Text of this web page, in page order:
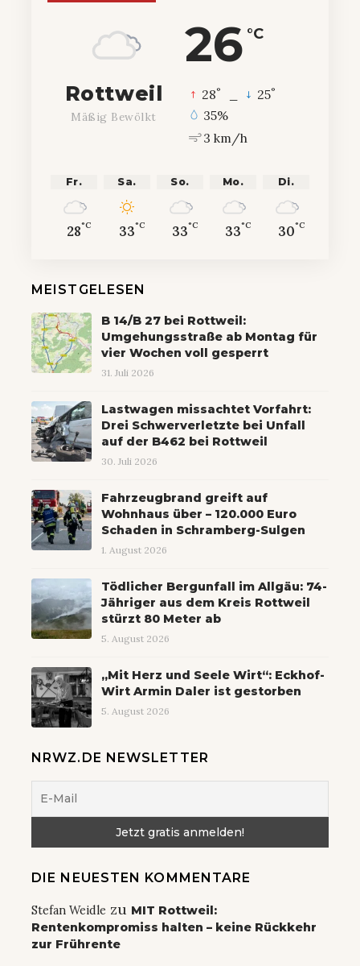
26 °C
Rottweil
Mäßig Bewölkt
28° 25°
35%
3 km/h
Fr.
28°C
Sa.
33°C
So.
33°C
Mo.
33°C
Di.
30°C
MEISTGELESEN
B 14/B 27 bei Rottweil:
Umgehungsstraße ab Montag für
vier Wochen voll gesperrt
31. Juli 2026
Lastwagen missachtet Vorfahrt:
Drei Schwerverletzte bei Unfall
auf der B462 bei Rottweil
30. Juli 2026
Fahrzeugbrand greift auf
Wohnhaus über – 120.000 Euro
Schaden in Schramberg-Sulgen
1. August 2026
Tödlicher Bergunfall im Allgäu: 74-
Jähriger aus dem Kreis Rottweil
stürzt 80 Meter ab
5. August 2026
„Mit Herz und Seele Wirt“: Eckhof-
Wirt Armin Daler ist gestorben
5. August 2026
NRWZ.DE NEWSLETTER
DIE NEUESTEN KOMMENTARE
Stefan Weidle zu MIT Rottweil:
Rentenkompromiss halten – keine Rückkehr
zur Frührente